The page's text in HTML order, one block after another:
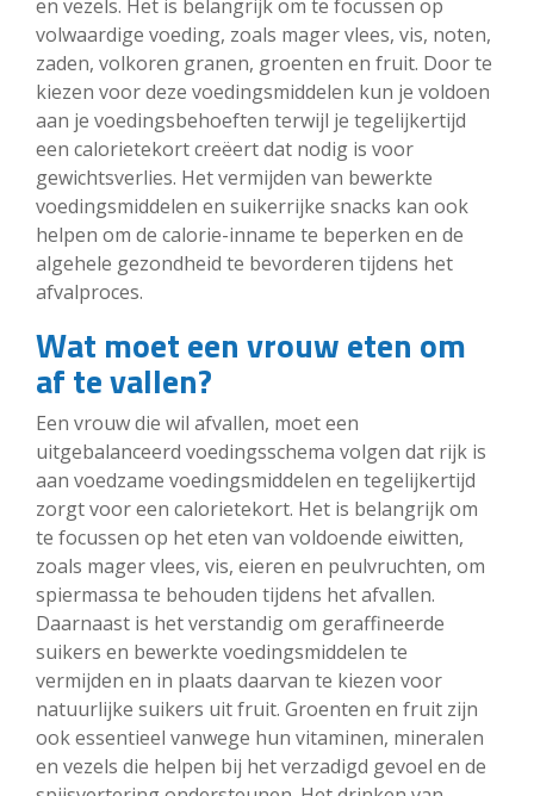
en vezels. Het is belangrijk om te focussen op
volwaardige voeding, zoals mager vlees, vis, noten,
zaden, volkoren granen, groenten en fruit. Door te
kiezen voor deze voedingsmiddelen kun je voldoen
aan je voedingsbehoeften terwijl je tegelijkertijd
een calorietekort creëert dat nodig is voor
gewichtsverlies. Het vermijden van bewerkte
voedingsmiddelen en suikerrijke snacks kan ook
helpen om de calorie-inname te beperken en de
algehele gezondheid te bevorderen tijdens het
afvalproces.
Wat moet een vrouw eten om
af te vallen?
Een vrouw die wil afvallen, moet een
uitgebalanceerd voedingsschema volgen dat rijk is
aan voedzame voedingsmiddelen en tegelijkertijd
zorgt voor een calorietekort. Het is belangrijk om
te focussen op het eten van voldoende eiwitten,
zoals mager vlees, vis, eieren en peulvruchten, om
spiermassa te behouden tijdens het afvallen.
Daarnaast is het verstandig om geraffineerde
suikers en bewerkte voedingsmiddelen te
vermijden en in plaats daarvan te kiezen voor
natuurlijke suikers uit fruit. Groenten en fruit zijn
ook essentieel vanwege hun vitaminen, mineralen
en vezels die helpen bij het verzadigd gevoel en de